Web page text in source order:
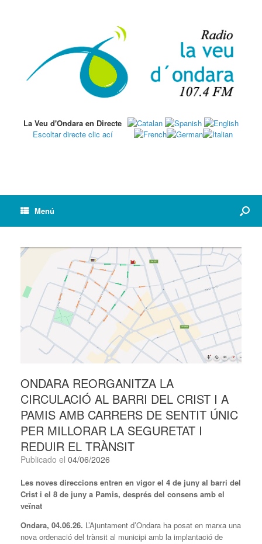
La Veu d'Ondara en Directe
Escoltar directe clic ací
Menú
ONDARA REORGANITZA LA
CIRCULACIÓ AL BARRI DEL CRIST I A
PAMIS AMB CARRERS DE SENTIT ÚNIC
PER MILLORAR LA SEGURETAT I
REDUIR EL TRÀNSIT
Publicado el 04/06/2026
Les noves direccions entren en vigor el 4 de juny al barri del
Crist i el 8 de juny a Pamis, després del consens amb el
veïnat
Ondara, 04.06.26. L’Ajuntament d’Ondara ha posat en marxa una
nova ordenació del trànsit al municipi amb la implantació de